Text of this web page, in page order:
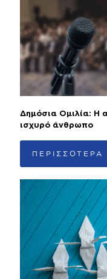
Δημόσια Ομιλία: Η
ισχυρό άνθρωπο
ΠΕΡΙΣΣΟΤΕΡΑ